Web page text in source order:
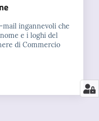
mail ingannevoli che
e i loghi del
di Commercio